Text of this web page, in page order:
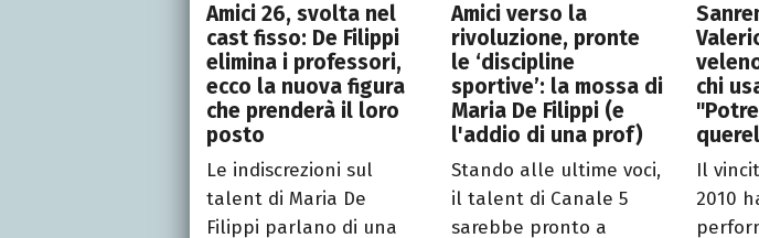
Amici 26, svolta nel
cast fisso: De Filippi
elimina i professori,
ecco la nuova figura
che prenderà il loro
posto
Le indiscrezioni sul
talent di Maria De
Filippi parlano di una
Amici verso la
rivoluzione, pronte
le ‘discipline
sportive’: la mossa di
Maria De Filippi (e
l'addio di una prof)
Stando alle ultime voci,
il talent di Canale 5
sarebbe pronto a
chi
Il
2010